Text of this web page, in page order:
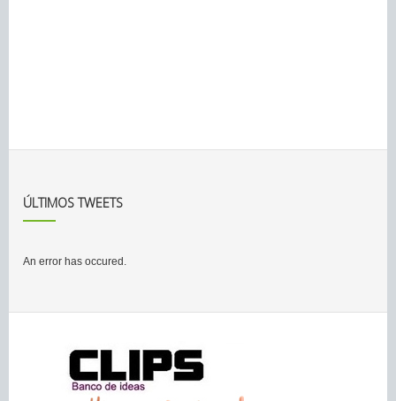
ÚLTIMOS TWEETS
An error has occured.